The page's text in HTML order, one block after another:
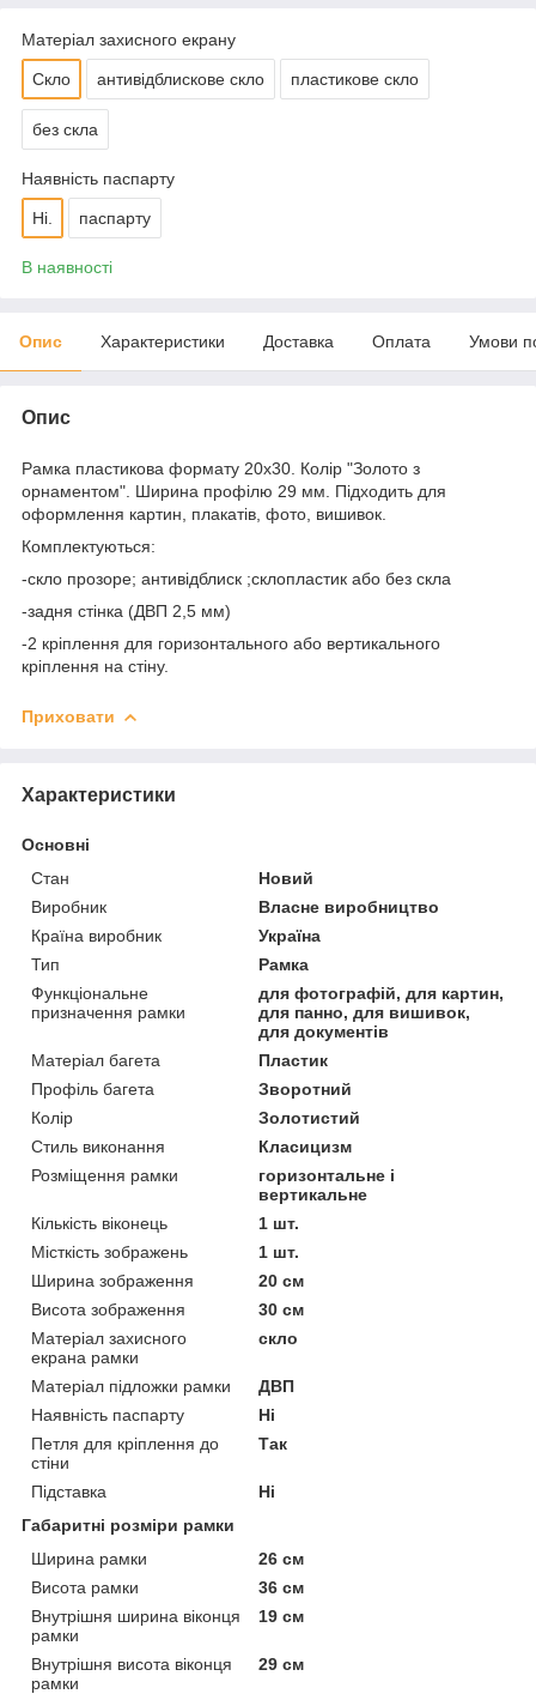
Матеріал захисного екрану
Скло антивідблискове скло пластикове скло
без скла
Наявність паспарту
Ні. паспарту
В наявності
Опис Характеристики Доставка Оплата Умови
Опис
Рамка пластикова формату 20х30. Колір "Золото з
орнаментом". Ширина профілю 29 мм. Підходить для
оформлення картин, плакатів, фото, вишивок.
Комплектуються:
-скло прозоре; антивідблиск ;склопластик або без скла
-задня стінка (ДВП 2,5 мм)
-2 кріплення для горизонтального або вертикального
кріплення на стіну.
Приховати
Характеристики
Основні
Стан
Новий
Виробник
Власне виробництво
Країна виробник
Україна
Тип
Рамка
Функціональне
призначення рамки
для фотографій, для картин,
для панно, для вишивок,
для документів
Матеріал багета
Пластик
Профіль багета
Зворотний
Колір
Золотистий
Стиль виконання
Класицизм
Розміщення рамки
горизонтальне і
вертикальне
Кількість віконець
1 шт.
Місткість зображень
1 шт.
Ширина зображення
20 см
Висота зображення
30 см
Матеріал захисного
екрана рамки
скло
Матеріал підложки рамки
ДВП
Наявність паспарту
Ні
Петля для кріплення до
стіни
Так
Підставка
Ні
Габаритні розміри рамки
Ширина рамки
26 см
Висота рамки
36 см
Внутрішня ширина віконця
рамки
19 см
Внутрішня висота віконця
рамки
29 см